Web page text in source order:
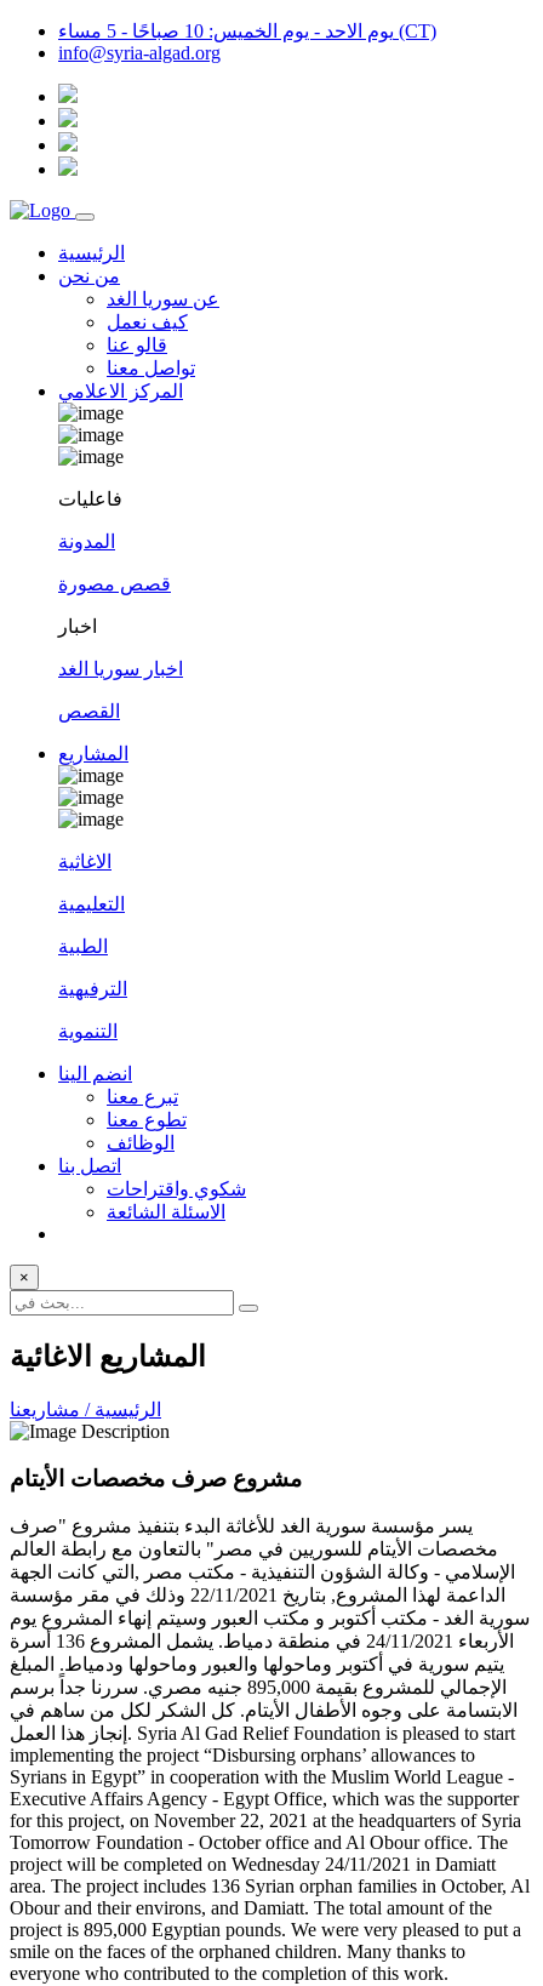
يوم الاحد - يوم الخميس: 10 صباحًا - 5 مساء (CT)
info@syria-algad.org
الرئيسية
من نحن
عن سوريا الغد
كيف نعمل
قالو عنا
تواصل معنا
المركز الاعلامي
فاعليات
المدونة
قصص مصورة
اخبار
اخبار سوريا الغد
القصص
المشاريع
الاغاثية
التعليمية
الطبية
الترفيهية
التنموية
انضم الينا
تبرع معنا
تطوع معنا
الوظائف
اتصل بنا
شكوي واقتراحات
الاسئلة الشائعة
×
المشاريع الاغائية
الرئيسية / مشاريعنا
مشروع صرف مخصصات الأيتام
يسر مؤسسة سورية الغد للأغاثة البدء بتنفيذ مشروع "صرف
مخصصات الأيتام للسوريين في مصر" بالتعاون مع رابطة العالم
الإسلامي - وكالة الشؤون التنفيذية - مكتب مصر ,التي كانت الجهة
الداعمة لهذا المشروع, بتاريخ 22/11/2021 وذلك في مقر مؤسسة
سورية الغد - مكتب أكتوبر و مكتب العبور وسيتم إنهاء المشروع يوم
الأربعاء 24/11/2021 في منطقة دمياط. يشمل المشروع 136 أسرة
يتيم سورية في أكتوبر وماحولها والعبور وماحولها ودمياط. المبلغ
الإجمالي للمشروع بقيمة 895,000 جنيه مصري. سررنا جداً برسم
الابتسامة على وجوه الأطفال الأيتام. كل الشكر لكل من ساهم في
إنجاز هذا العمل. Syria Al Gad Relief Foundation is pleased to start
implementing the project “Disbursing orphans’ allowances to
Syrians in Egypt” in cooperation with the Muslim World League -
Executive Affairs Agency - Egypt Office, which was the supporter
for this project, on November 22, 2021 at the headquarters of Syria
Tomorrow Foundation - October office and Al Obour office. The
project will be completed on Wednesday 24/11/2021 in Damiatt
area. The project includes 136 Syrian orphan families in October, Al
Obour and their environs, and Damiatt. The total amount of the
project is 895,000 Egyptian pounds. We were very pleased to put a
smile on the faces of the orphaned children. Many thanks to
everyone who contributed to the completion of this work.